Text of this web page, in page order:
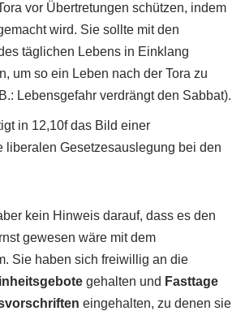
vor Übertretungen schützen, indem
wird. Sie sollte mit den
täglichen Lebens in Einklang
um so ein Leben nach der Tora zu
Lebensgefahr verdrängt den Sabbat).
in 12,10f das Bild einer
liberalen Gesetzesauslegung bei den
kein Hinweis darauf, dass es den
gewesen wäre mit dem
Sie haben sich freiwillig an die
gehalten und Fasttage
eingehalten, zu denen sie